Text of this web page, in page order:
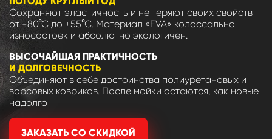
Сохраняют эластичность и не теряют своих свойств
от -80°С до +55°С. Материал «EVA» колоссально
износостоек и абсолютно экологичен.
ВЫСОЧАЙШАЯ ПРАКТИЧНОСТЬ
И ДОЛГОВЕЧНОСТЬ
Объединяют в себе достоинства полиуретановых и
ворсовых ковриков. После мойки остаются, как новые
надолго
ЗАКАЗАТЬ СО СКИДКОЙ